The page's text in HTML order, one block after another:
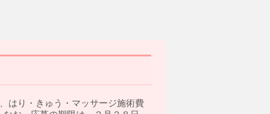
はり・きゅう・マッサージ施術費